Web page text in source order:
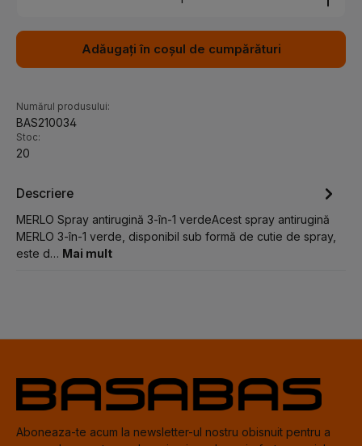
Adăugați în coșul de cumpărături
Numărul produsului:
BAS210034
Stoc:
20
Descriere
MERLO Spray antirugină 3-în-1 verdeAcest spray antirugină
MERLO 3-în-1 verde, disponibil sub formă de cutie de spray,
este d… Mai mult
Aboneaza-te acum la newsletter-ul nostru obisnuit pentru a